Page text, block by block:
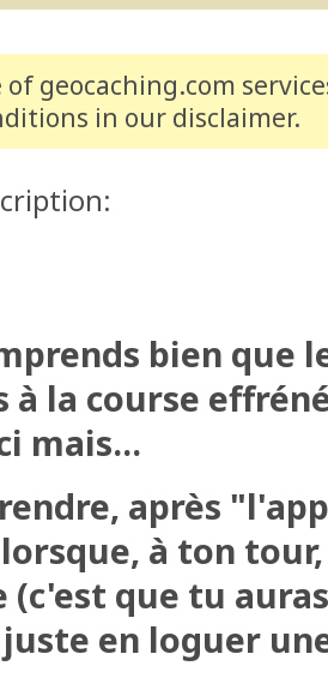
geocaching.com
in our disclaimer.
bien que
à la course
mais...
après
à ton
(c'est que tu
en loguer